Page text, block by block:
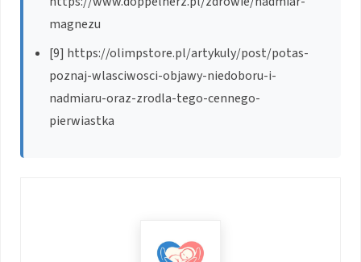
magnezu
[9] https://olimpstore.pl/artykuly/post/potas-
poznaj-wlasciwosci-objawy-niedoboru-i-
nadmiaru-oraz-zrodla-tego-cennego-
pierwiastka